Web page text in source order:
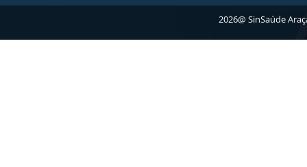
2026@ SinSaúde